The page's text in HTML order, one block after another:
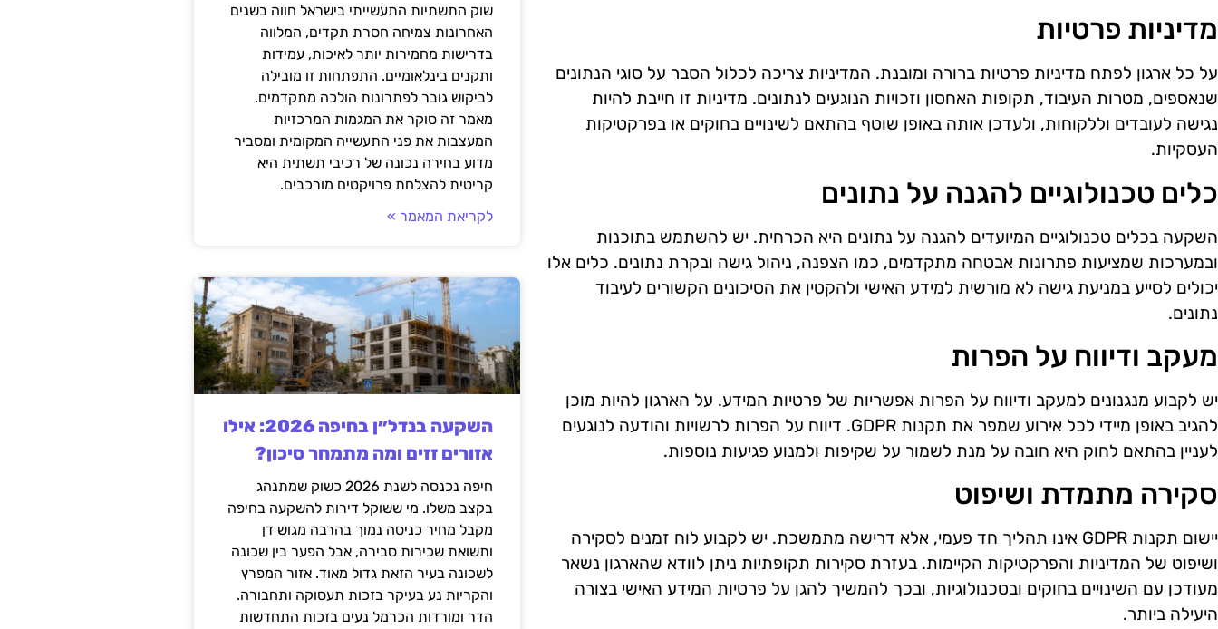
מדיניות פרטיות
על כל ארגון לפתח מדיניות פרטיות ברורה ומובנת. המדיניות צריכה לכלול הסבר על סוגי הנתונים
שנאספים, מטרות העיבוד, תקופות האחסון וזכויות הנוגעים לנתונים. מדיניות זו חייבת להיות
נגישה לעובדים וללקוחות, ולעדכן אותה באופן שוטף בהתאם לשינויים בחוקים או בפרקטיקות
העסקיות.
כלים טכנולוגיים להגנה על נתונים
השקעה בכלים טכנולוגיים המיועדים להגנה על נתונים היא הכרחית. יש להשתמש בתוכנות
ובמערכות שמציעות פתרונות אבטחה מתקדמים, כמו הצפנה, ניהול גישה ובקרת נתונים. כלים אלו
יכולים לסייע במניעת גישה לא מורשית למידע האישי ולהקטין את הסיכונים הקשורים לעיבוד
נתונים.
מעקב ודיווח על הפרות
יש לקבוע מנגנונים למעקב ודיווח על הפרות אפשריות של פרטיות המידע. על הארגון להיות מוכן
להגיב באופן מיידי לכל אירוע שמפר את תקנות GDPR. דיווח על הפרות לרשויות והודעה לנוגעים
לעניין בהתאם לחוק היא חובה על מנת לשמור על שקיפות ולמנוע פגיעות נוספות.
סקירה מתמדת ושיפוט
יישום תקנות GDPR אינו תהליך חד פעמי, אלא דרישה מתמשכת. יש לקבוע לוח זמנים לסקירה
ושיפוט של המדיניות והפרקטיקות הקיימות. בעזרת סקירות תקופתיות ניתן לוודא שהארגון נשאר
מעודכן עם השינויים בחוקים ובטכנולוגיות, ובכך להמשיך להגן על פרטיות המידע האישי בצורה
היעילה ביותר.
שוק התשתיות התעשייתי בישראל חווה בשנים
האחרונות צמיחה חסרת תקדים, המלווה
בדרישות מחמירות יותר לאיכות, עמידות
ותקנים בינלאומיים. התפתחות זו מובילה
לביקוש גובר לפתרונות הולכה מתקדמים.
מאמר זה סוקר את המגמות המרכזיות
המעצבות את פני התעשייה המקומית ומסביר
מדוע בחירה נכונה של רכיבי תשתית היא
קריטית להצלחת פרויקטים מורכבים.
לקריאת המאמר »
השקעה בנדל״ן בחיפה 2026: אילו
אזורים זזים ומה מתמחר סיכון?
חיפה נכנסה לשנת 2026 כשוק שמתנהג
בקצב משלו. מי ששוקל דירות להשקעה בחיפה
מקבל מחיר כניסה נמוך בהרבה מגוש דן
ותשואת שכירות סבירה, אבל הפער בין שכונה
לשכונה בעיר הזאת גדול מאוד. אזור המפרץ
והקריות נע בעיקר בזכות תעסוקה ותחבורה.
הדר ומורדות הכרמל נעים בזכות התחדשות